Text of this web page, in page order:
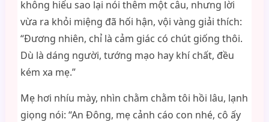
không hiểu sao lại nói thêm một câu, nhưng lời
vừa ra khỏi miệng đã hối hận, vội vàng giải thích:
“Đương nhiên, chỉ là cảm giác có chút giống thôi.
Dù là dáng người, tướng mạo hay khí chất, đều
kém xa mẹ.”
Mẹ hơi nhíu mày, nhìn chằm chằm tôi hồi lâu, lạnh
giọng nói: “An Đông, mẹ cảnh cáo con nhé, cô ấy